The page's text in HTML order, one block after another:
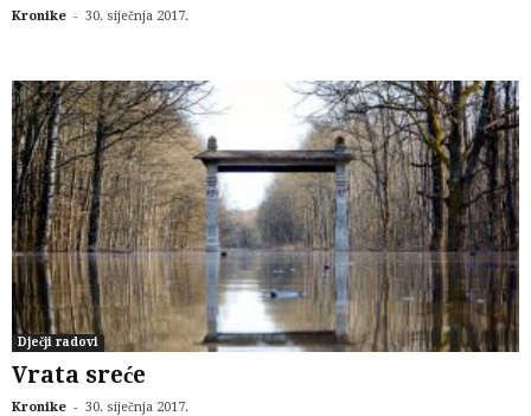
Kronike - 30. siječnja 2017.
Dječji radovi
Vrata sreće
Kronike - 30. siječnja 2017.